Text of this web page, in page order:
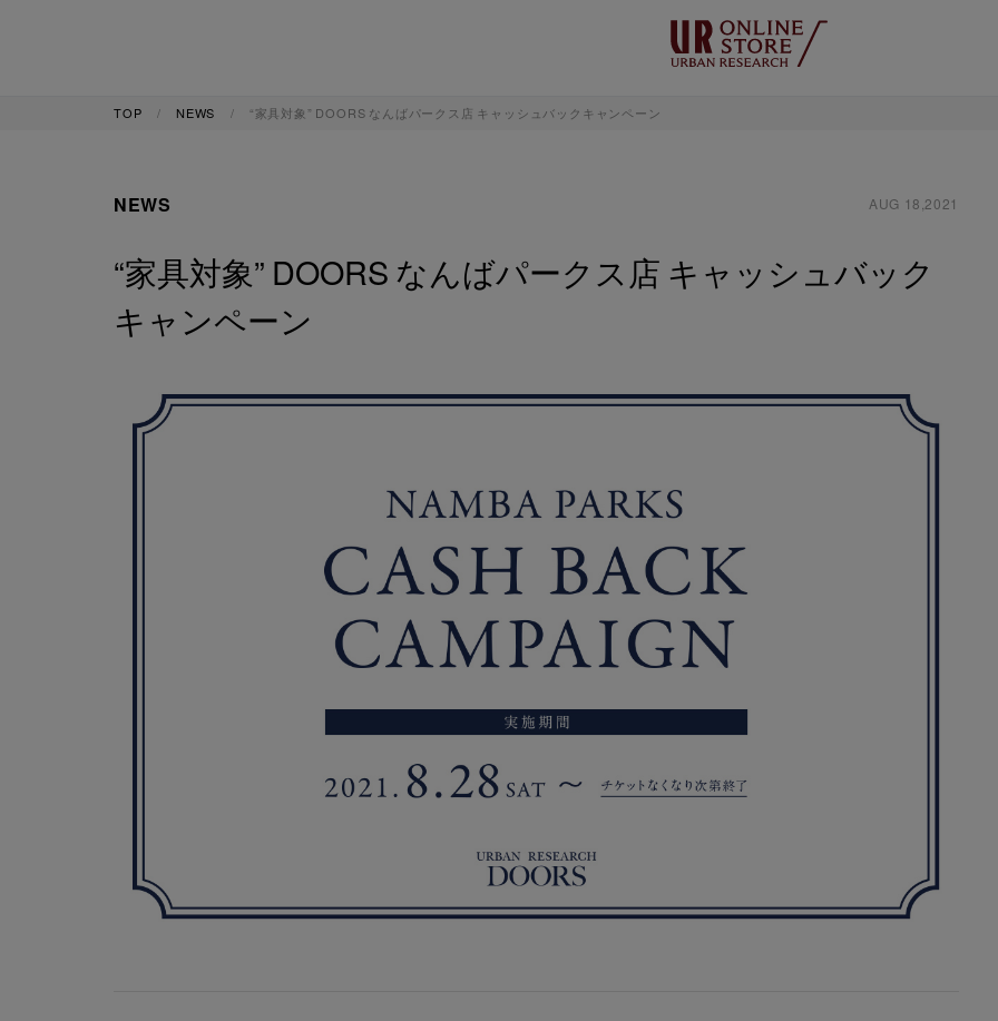
TOP NEWS “家具対象” DOORS なんばパークス店 キャッシュバックキャンペーン
NEWS AUG 18,2021
“家具対象” DOORS なんばパークス店 キャッシュバック
キャンペーン